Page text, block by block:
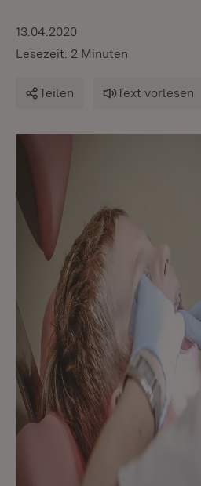
13.04.2020
Lesezeit: 2 Minuten
Teilen Text vorlesen